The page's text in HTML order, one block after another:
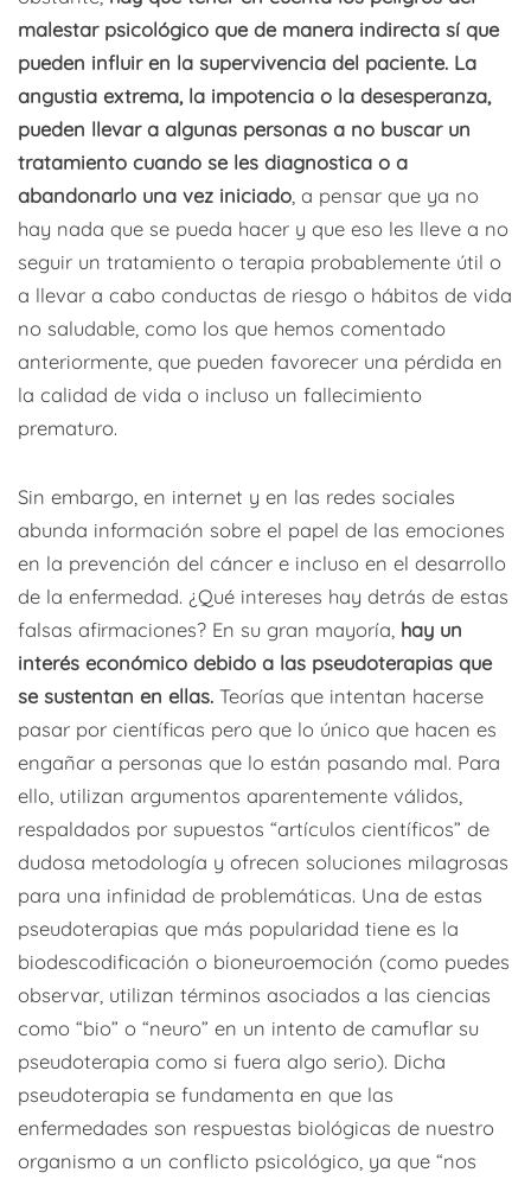
malestar psicológico que de manera indirecta sí que
pueden influir en la supervivencia del paciente. La
angustia extrema, la impotencia o la desesperanza,
pueden llevar a algunas personas a no buscar un
tratamiento cuando se les diagnostica o a
abandonarlo una vez iniciado , a pensar que ya no
hay nada que se pueda hacer y que eso les lleve a no
seguir un tratamiento o terapia probablemente útil o
a llevar a cabo conductas de riesgo o hábitos de vida
no saludable, como los que hemos comentado
anteriormente, que pueden favorecer una pérdida en
la calidad de vida o incluso un fallecimiento
prematuro.
Sin embargo, en internet y en las redes sociales
abunda información sobre el papel de las emociones
en la prevención del cáncer e incluso en el desarrollo
de la enfermedad. ¿Qué intereses hay detrás de estas
falsas afirmaciones? En su gran mayoría, hay un
interés económico debido a las pseudoterapias que
se sustentan en ellas. Teorías que intentan hacerse
pasar por científicas pero que lo único que hacen es
engañar a personas que lo están pasando mal. Para
ello, utilizan argumentos aparentemente válidos,
respaldados por supuestos “artículos científicos” de
dudosa metodología y ofrecen soluciones milagrosas
para una infinidad de problemáticas. Una de estas
pseudoterapias que más popularidad tiene es la
biodescodificación o bioneuroemoción (como puedes
observar, utilizan términos asociados a las ciencias
como “bio” o “neuro” en un intento de camuflar su
pseudoterapia como si fuera algo serio). Dicha
pseudoterapia se fundamenta en que las
enfermedades son respuestas biológicas de nuestro
organismo a un conflicto psicológico, ya que “nos